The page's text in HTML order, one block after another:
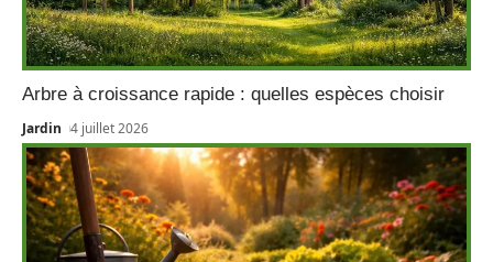
Arbre à croissance rapide : quelles espèces choisir
Jardin 4 juillet 2026